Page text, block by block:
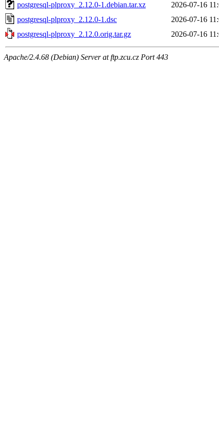
postgresql-plproxy_2.12.0-1.debian.tar.xz
2026-07-16
postgresql-plproxy_2.12.0-1.dsc
2026-07-16
postgresql-plproxy_2.12.0.orig.tar.gz
2026-07-16
Apache/2.4.68 (Debian) Server at ftp.zcu.cz Port 443